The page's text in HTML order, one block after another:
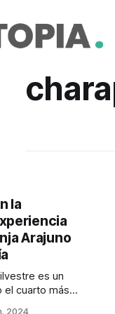
la
Arajuno
es un
el cuarto más
2024